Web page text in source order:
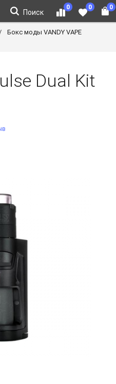
Поиск
0 0 0
Бокс моды VANDY VAPE
Dual Kit